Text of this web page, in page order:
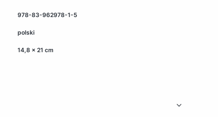
978-83-962978-1-5
polski
14,8 x 21 cm